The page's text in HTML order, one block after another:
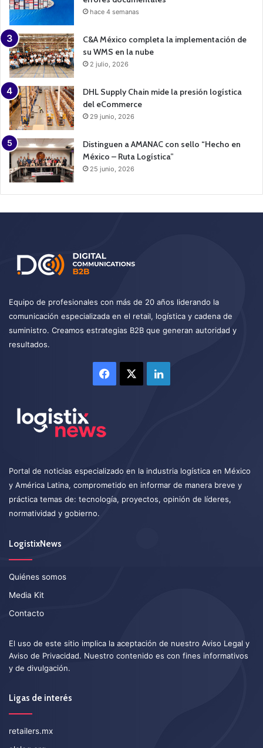
hace 4 semanas
C&A México completa la implementación de
su WMS en la nube
2 julio, 2026
DHL Supply Chain mide la presión logística
del eCommerce
29 junio, 2026
Distinguen a AMANAC con sello “Hecho en
México – Ruta Logística”
25 junio, 2026
Equipo de profesionales con más de 20 años liderando la
comunicación especializada en el retail, logística y cadena de
suministro. Creamos estrategias B2B que generan autoridad y
resultados.
Facebook LinkedIn
Portal de noticias especializado en la industria logística en México
y América Latina, comprometido en informar de manera breve y
práctica temas de: tecnología, proyectos, opinión de líderes,
normatividad y gobierno.
LogistixNews
Quiénes somos
Media Kit
Contacto
El uso de este sitio implica la aceptación de nuestro Aviso Legal y
Aviso de Privacidad. Nuestro contenido es con fines informativos
y de divulgación.
Ligas de interés
retailers.mx